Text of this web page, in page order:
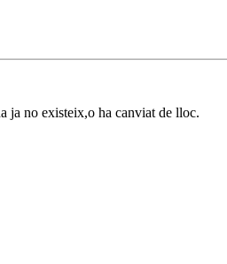
ja no existeix,o ha canviat de lloc.